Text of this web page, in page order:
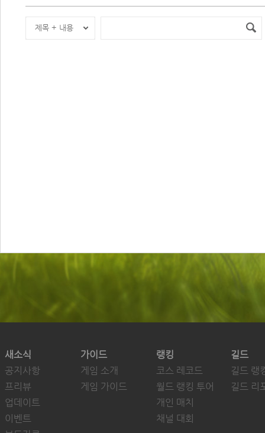
제목 + 내용
새소식
공지사항
프리뷰
업데이트
이벤트
가이드
게임 소개
게임 가이드
랭킹
코스 레코드
월드 랭킹 투어
개인 매치
채널 대회
길드
길드 랭
길드 리